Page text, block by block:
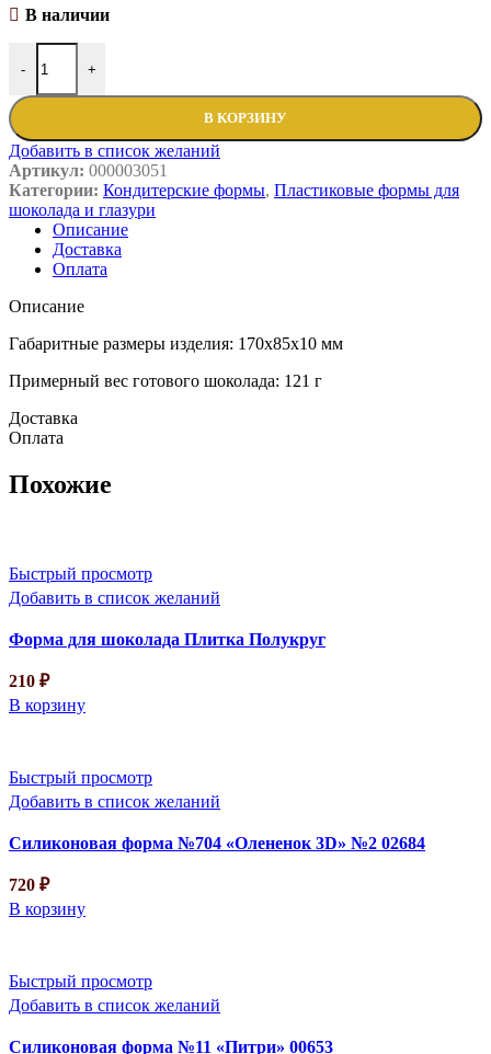
В наличии
- +
В КОРЗИНУ
Добавить в список желаний
Артикул: 000003051
Категории: Кондитерские формы, Пластиковые формы для
шоколада и глазури
Описание
Доставка
Оплата
Описание
Габаритные размеры изделия: 170х85х10 мм
Примерный вес готового шоколада: 121 г
Доставка
Оплата
Похожие
Быстрый просмотр
Добавить в список желаний
Форма для шоколада Плитка Полукруг
210 ₽
В корзину
Быстрый просмотр
Добавить в список желаний
Силиконовая форма №704 «Олененок 3D» №2 02684
720 ₽
В корзину
Быстрый просмотр
Добавить в список желаний
Силиконовая форма №11 «Питри» 00653